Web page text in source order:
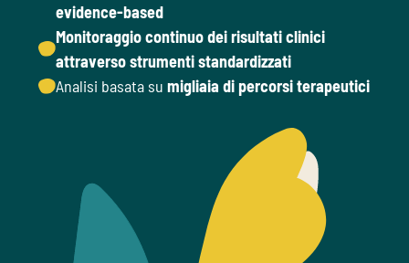
evidence-based
Monitoraggio continuo dei risultati clinici
attraverso strumenti standardizzati
Analisi basata su migliaia di percorsi terapeutici